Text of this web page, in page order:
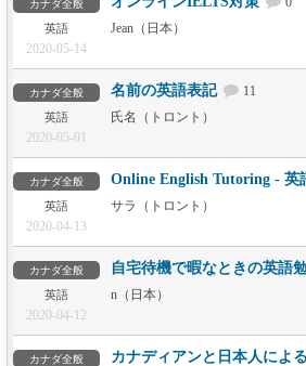
カナダ全般
英語
2020-05-14
Jean（日本）
カナダ全般
英語
2020-05-01
名前の英語表記
11
氏名（トロント）
カナダ全般
英語
2020-04-13
Online English Tutoring - 英
サラ（トロント）
カナダ全般
英語
2020-04-12
自宅待機で暇なときの英語
n（日本）
カナダ全般 カナディアンと日本人によ